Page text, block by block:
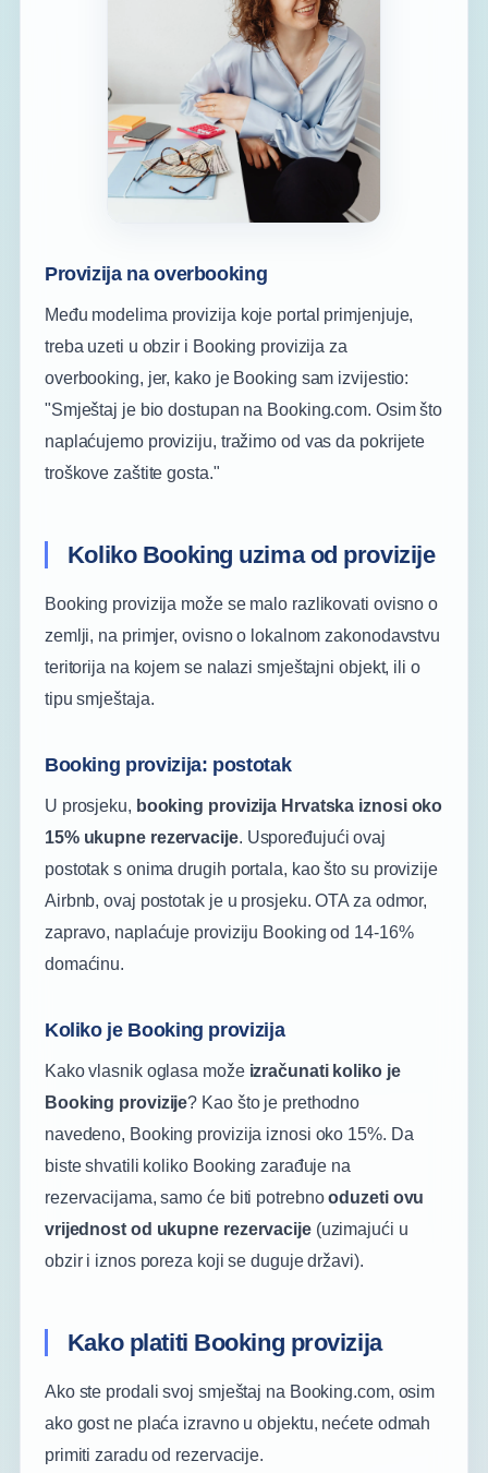
Provizija na overbooking
Među modelima provizija koje portal primjenjuje,
treba uzeti u obzir i Booking provizija za
overbooking, jer, kako je Booking sam izvijestio:
"Smještaj je bio dostupan na Booking.com. Osim što
naplaćujemo proviziju, tražimo od vas da pokrijete
troškove zaštite gosta."
Koliko Booking uzima od provizije
Booking provizija može se malo razlikovati ovisno o
zemlji, na primjer, ovisno o lokalnom zakonodavstvu
teritorija na kojem se nalazi smještajni objekt, ili o
tipu smještaja.
Booking provizija: postotak
U prosjeku, booking provizija Hrvatska iznosi oko
15% ukupne rezervacije. Uspoređujući ovaj
postotak s onima drugih portala, kao što su provizije
Airbnb, ovaj postotak je u prosjeku. OTA za odmor,
zapravo, naplaćuje proviziju Booking od 14-16%
domaćinu.
Koliko je Booking provizija
Kako vlasnik oglasa može izračunati koliko je
Booking provizije? Kao što je prethodno
navedeno, Booking provizija iznosi oko 15%. Da
biste shvatili koliko Booking zarađuje na
rezervacijama, samo će biti potrebnooduzeti ovu
vrijednost od ukupne rezervacije(uzimajući u
obzir i iznos poreza koji se duguje državi).
Kako platiti Booking provizija
Ako ste prodali svoj smještaj na Booking.com, osim
ako gost ne plaća izravno u objektu, nećete odmah
primiti zaradu od rezervacije.